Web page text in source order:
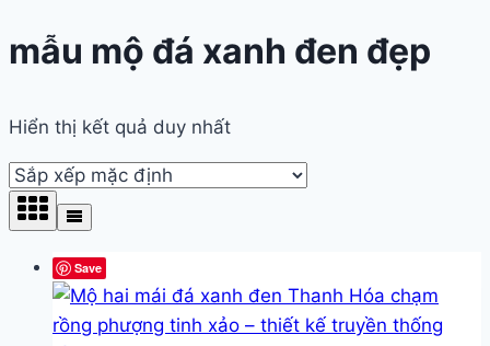
mẫu mộ đá xanh đen đẹp
Hiển thị kết quả duy nhất
Save